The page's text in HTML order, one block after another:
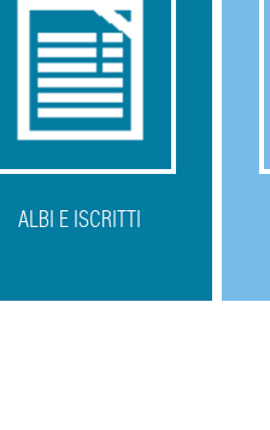
ALBI E ISCRITTI